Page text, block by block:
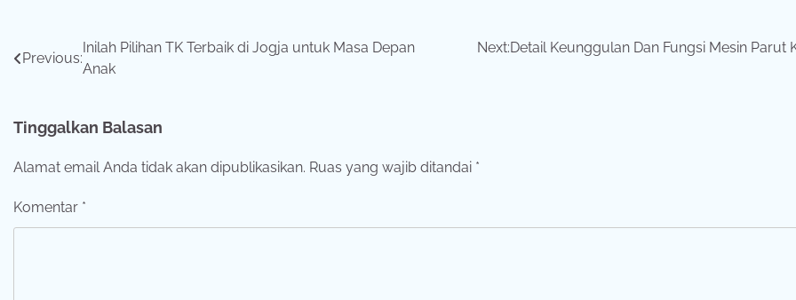
Navigasi
Previous:
Inilah Pilihan TK Terbaik di Jogja untuk Masa Depan
Anak
Next:Detail Keunggulan Dan Fungsi Mesin Parut
Tinggalkan Balasan
Alamat email Anda tidak akan dipublikasikan. Ruas yang wajib ditandai *
Komentar *